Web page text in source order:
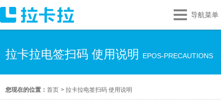
导航菜单
拉卡拉电签扫码 使用说明 EPOS-PRECAUTIONS
您现在的位置：首页 >拉卡拉电签扫码 使用说明